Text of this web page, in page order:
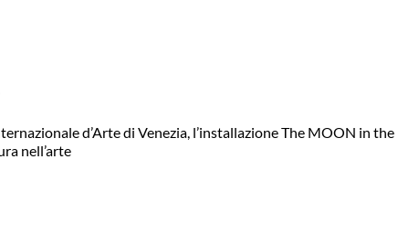
d’Arte di Venezia, l’installazione The MOON in the
nell’arte